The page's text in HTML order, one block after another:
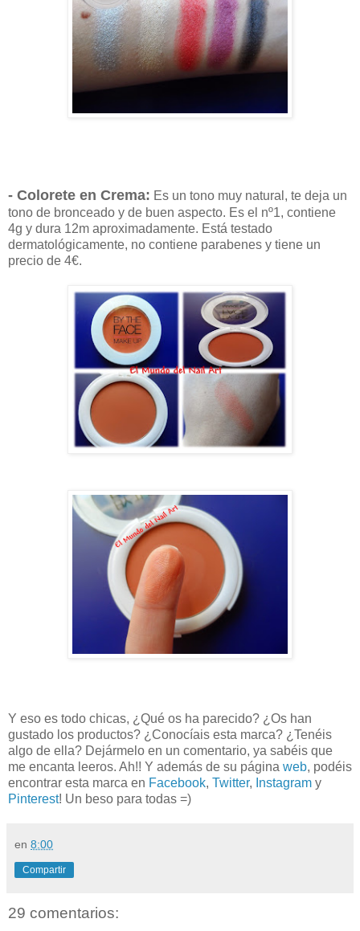
- Colorete en Crema: Es un tono muy natural, te deja un
tono de bronceado y de buen aspecto. Es el nº1, contiene
4g y dura 12m aproximadamente. Está testado
dermatológicamente, no contiene parabenes y tiene un
precio de 4€.
Y eso es todo chicas, ¿Qué os ha parecido? ¿Os han
gustado los productos? ¿Conocíais esta marca? ¿Tenéis
algo de ella? Dejármelo en un comentario, ya sabéis que
me encanta leeros. Ah!! Y además de su página web, podéis
encontrar esta marca en Facebook, Twitter, Instagram y
Pinterest! Un beso para todas =)
en 8:00
Compartir
29 comentarios: